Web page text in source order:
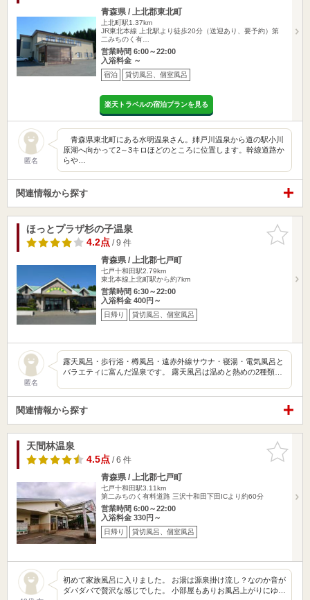
青森県 / 上北郡東北町
上北町駅1.37km
JR東北本線 上北駅より徒歩20分（送迎あり、要予約）第
二みちのく有…
営業時間 6:00～22:00
入浴料金 ～
宿泊 貸切風呂、個室風呂
楽天トラベルの宿泊プランを見る
匿名
青森県東北町にある水明温泉さん。姉戸川温泉から道の駅小川
原湖へ向かって2～3キロほどのところに位置します。幹線道路か
らや…
関連情報から探す
お気に入
りに追加
ほっとプラザ杉の子温泉
4.2点/ 9 件
青森県 / 上北郡七戸町
七戸十和田駅2.79km
東北本線上北町駅から約7km
営業時間 6:30～22:00
入浴料金 400円～
日帰り 貸切風呂、個室風呂
匿名
露天風呂・歩行浴・樽風呂・遠赤外線サウナ・寝湯・電気風呂と
バラエティに富んだ温泉です。 露天風呂は温めと熱めの2種類…
関連情報から探す
お気に入
りに追加
天間林温泉
4.5点/ 6 件
青森県 / 上北郡七戸町
七戸十和田駅3.11km
第二みちのく有料道路 三沢十和田下田ICより約60分
営業時間 6:00～22:00
入浴料金 330円～
日帰り 貸切風呂、個室風呂
初めて家族風呂に入りました。 お湯は源泉掛け流し？なのか音が
ダバダバで贅沢な感じでした。 小部屋もありお風呂上がりにゆ…